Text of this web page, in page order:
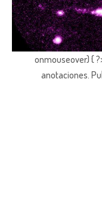
onmouseover) {
anotaciones.